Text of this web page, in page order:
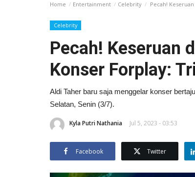
Home Entertainment Celebrity Pecah!
Celebrity
Pecah! Keseruan
Konser Forplay:
Aldi Taher baru saja menggelar konser
Selatan, Senin (3/7).
Kyla Putri Nathania Jul 5, 2023 - 03:53
Facebook Twitter